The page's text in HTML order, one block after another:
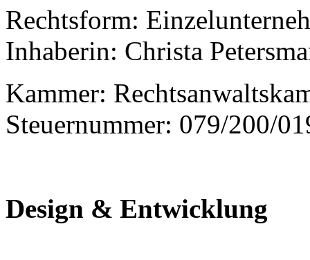
Rechtsform:
Inhaberin: Christa
Kammer:
Steuernummer: 079/200/
Design & Entwicklung